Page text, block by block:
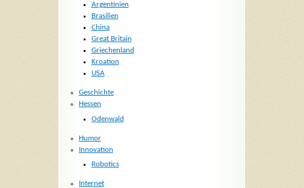
Argentinien
Brasilien
China
Great Britain
Griechenland
Kroation
USA
Geschichte
Hessen
Odenwald
Humor
Innovation
Robotics
Internet